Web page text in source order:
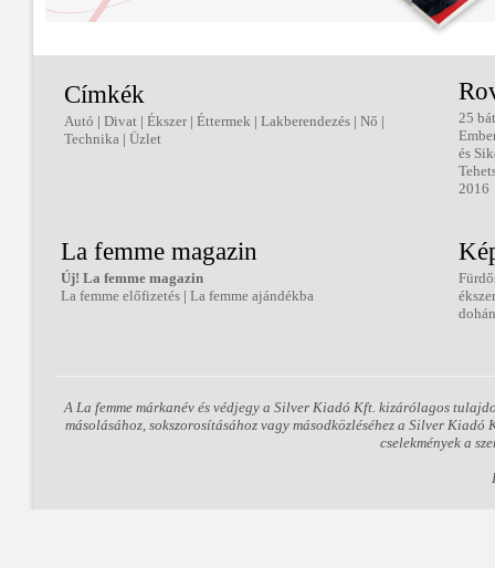
Címkék
Autó | Divat | Ékszer| Éttermek | Lakberendezés | Nő |
Technika | Üzlet
25
és
2016
La femme magazin
Új! La femme magazin
La femme előfizetés | La femme ajándékba
A La femme márkanév és védjegy a Silver Kiadó Kft. kizárólagos
másolásához, sokszorosításához vagy másodközléséhez a Silver
cselekmények a